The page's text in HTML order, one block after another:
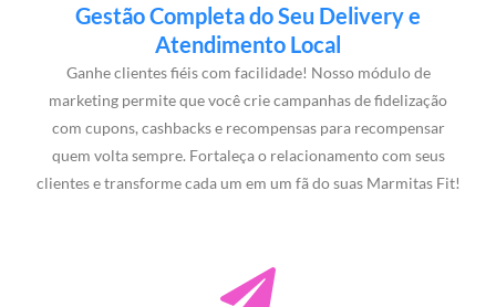
Gestão Completa do Seu Delivery e
Atendimento Local
Ganhe clientes fiéis com facilidade! Nosso módulo de
marketing permite que você crie campanhas de fidelização
com cupons, cashbacks e recompensas para recompensar
quem volta sempre. Fortaleça o relacionamento com seus
clientes e transforme cada um em um fã do suas Marmitas Fit!